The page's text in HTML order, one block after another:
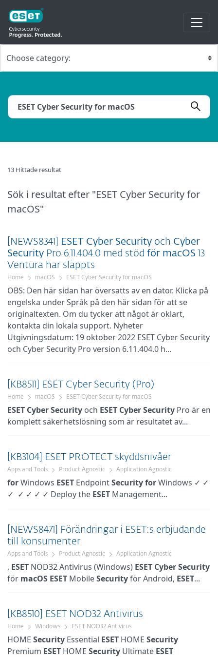
13 Hittade resultat
Sök i resultat efter "ESET Cyber Security for
macOS"
[NEWS8341] ESET Cyber Security och Cyber
Security Pro 6.11.404.0 med stöd för macOS 13
Ventura har släppts
Home macOS ESET Cyber Security for macOS
OBS: Den här sidan har översatts av en dator. Klicka på
engelska under Språk på den här sidan för att se
originaltexten. Om du tycker att något är oklart,
kontakta din lokala support. Nyheter
Utgivningsdatum: 19 oktober 2022 ESET Cyber Security
och Cyber Security Pro version 6.11.404.0 h...
[KB8511] ESET Cyber Security (Pro)
Home macOS ESET Cyber Security for macOS
ESET CyberSecurity och ESET CyberSecurity Pro är en
komplett säkerhetslösning som är resultatet av...
[KB3104] ESET PROTECT skyddsnivåer
Apps and Tools Product Agnostic Application Agnostic
forWindows ESET EndpointSecurityforWindows ✓ ✓
✓ ✓ ✓ ✓ ✓ Deploy the ESET Management...
[NEWS8471] Förändringar i ESET:s erbjudande
till konsumenter
Apps and Tools Product Agnostic Application Agnostic
, ESET NOD32 Antivirus (Windows) ESET CyberSecurity
för macOS ESET MobileSecurityför Android, ESET...
[KB8510] ESET NOD32 Antivirus
Home Windows ESET NOD32 Antivirus
HOME Security Essential ESET HOME Security
Premium ESET HOME Security Ultimate ESET